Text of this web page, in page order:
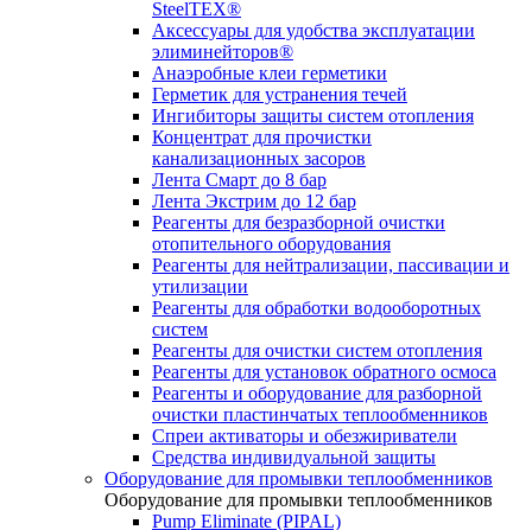
SteelTEX®
Аксессуары для удобства эксплуатации
элиминейторов®
Анаэробные клеи герметики
Герметик для устранения течей
Ингибиторы защиты систем отопления
Концентрат для прочистки
канализационных засоров
Лента Смарт до 8 бар
Лента Экстрим до 12 бар
Реагенты для безразборной очистки
отопительного оборудования
Реагенты для нейтрализации, пассивации и
утилизации
Реагенты для обработки водооборотных
систем
Реагенты для очистки систем отопления
Реагенты для установок обратного осмоса
Реагенты и оборудование для разборной
очистки пластинчатых теплообменников
Спреи активаторы и обезжириватели
Средства индивидуальной защиты
Оборудование для промывки теплообменников
Оборудование для промывки теплообменников
Pump Eliminate (PIPAL)